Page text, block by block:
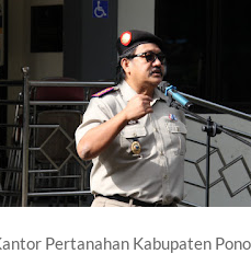
Pertanahan Kabupaten